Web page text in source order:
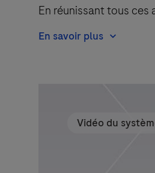
En réunissant tous
En savoir plus
Vidéo du